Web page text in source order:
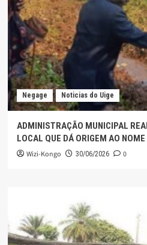
Negage Noticias do Uige
ADMINISTRAÇÃO MUNICIPAL
LOCAL QUE DÁ ORIGEM AO NOME
Wizi-Kongo 30/06/2026 0